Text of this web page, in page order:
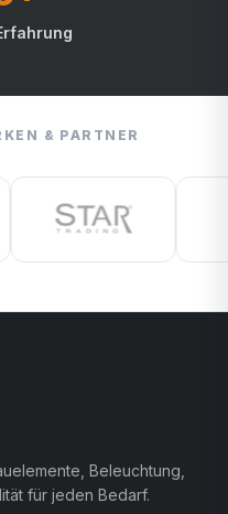
& PARTNER
Beleuchtung,
für jeden Bedarf.